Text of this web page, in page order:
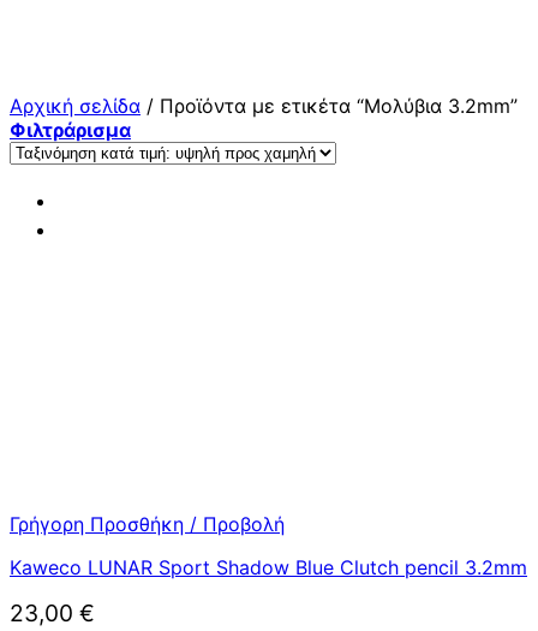
Αρχική σελίδα / Προϊόντα με ετικέτα “Μολύβια 3.2mm”
Φιλτράρισμα
Γρήγορη Προσθήκη / Προβολή
Kaweco LUNAR Sport Shadow Blue Clutch pencil 3.2mm
23,00 €